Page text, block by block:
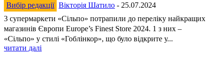
Вибір редакції Вікторія Шатило - 25.07.2024
3 супермаркети «Сільпо» потрапили до переліку найкращих
магазинів Європи Europe’s Finest Store 2024. 1 з них –
«Сільпо» у стилі «Гоблінкор», що було відкрите у...
читати далі